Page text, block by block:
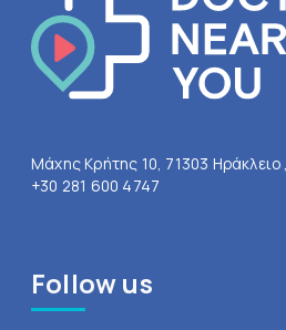
Μάχης Κρήτης 10, 71303
+30 281 600 4747
Follow us